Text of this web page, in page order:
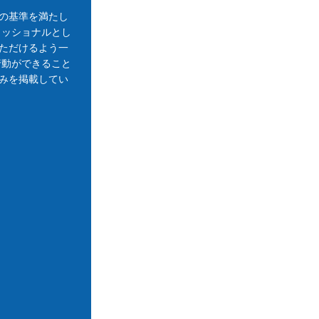
基準を満たし
ショナルとし
だけるよう一
ができること
を掲載してい